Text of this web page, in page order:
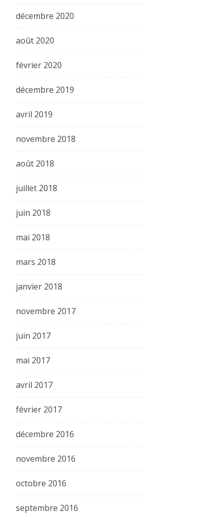
décembre 2020
août 2020
février 2020
décembre 2019
avril 2019
novembre 2018
août 2018
juillet 2018
juin 2018
mai 2018
mars 2018
janvier 2018
novembre 2017
juin 2017
mai 2017
avril 2017
février 2017
décembre 2016
novembre 2016
octobre 2016
septembre 2016